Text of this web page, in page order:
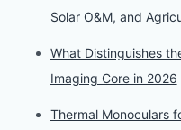
Solar O&M, and
What Distinguishes
Imaging Core in 2026
Thermal Monoculars